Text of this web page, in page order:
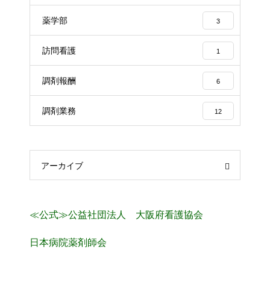
薬学部 3
訪問看護 1
調剤報酬 6
調剤業務 12
アーカイブ
≪公式≫公益社団法人 大阪府看護協会
日本病院薬剤師会